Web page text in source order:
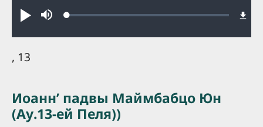
Play MuteLoaded:
, 13
Иоаннʼ падвы Маймбабцо Юн
(Ау.13-ей Пеля))